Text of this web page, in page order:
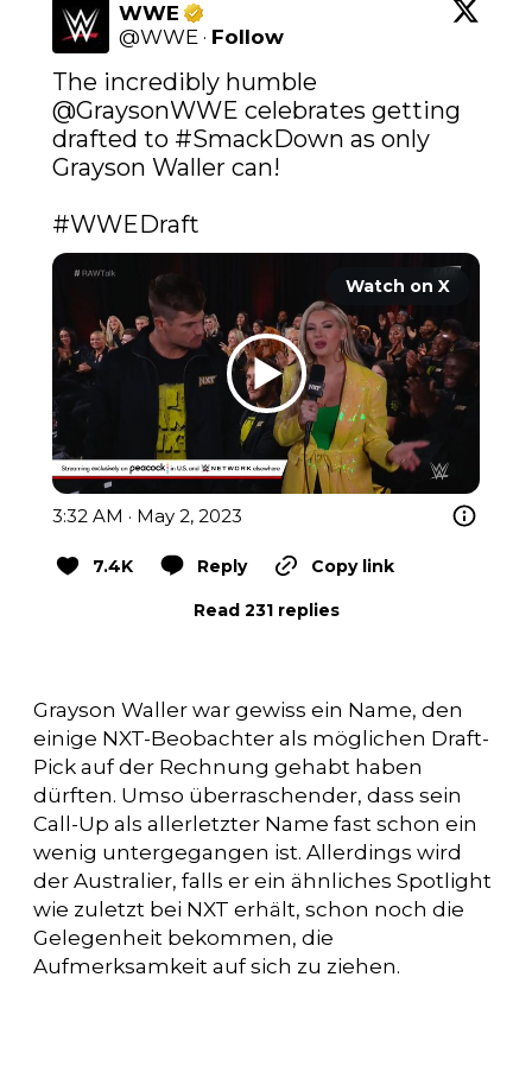
WWE
@WWE · Follow
@GraysonWWE celebrates getting
drafted to #SmackDown as only
Grayson Waller can!
#WWEDraft
Watch on X
3:32 AM · May 2, 2023
7.4K Reply Copy link
Read 231 replies
Grayson Waller war gewiss ein Name, den
einige NXT-Beobachter als möglichen Draft-
Pick auf der Rechnung gehabt haben
dürften. Umso überraschender, dass sein
Call-Up als allerletzter Name fast schon ein
wenig untergegangen ist. Allerdings wird
der Australier, falls er ein ähnliches Spotlight
wie zuletzt bei NXT erhält, schon noch die
Gelegenheit bekommen, die
Aufmerksamkeit auf sich zu ziehen.